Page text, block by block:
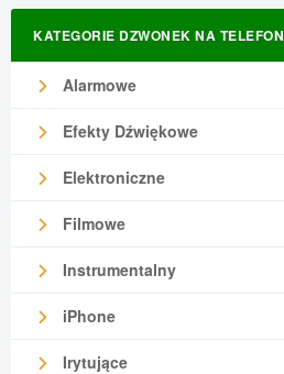
KATEGORIE DZWONEK NA TELEFON
Alarmowe
Efekty Dźwiękowe
Elektroniczne
Filmowe
Instrumentalny
iPhone
Irytujące